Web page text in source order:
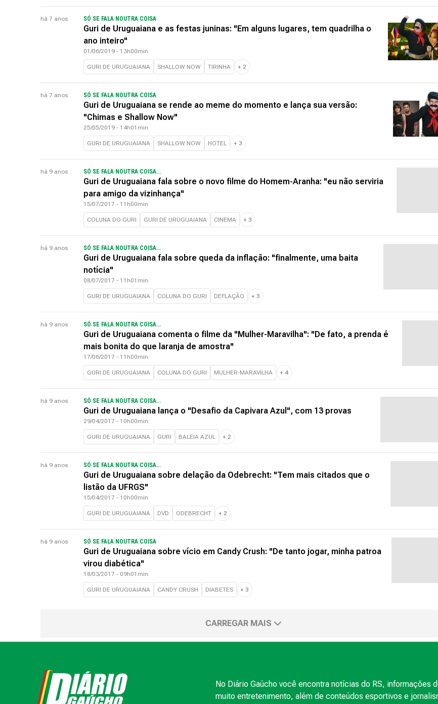
há 7 anos SÓ SE FALA NOUTRA COISA
Guri de Uruguaiana e as festas juninas: "Em alguns lugares, tem quadrilha o
ano inteiro"
01/06/2019 - 13h00min
GURI DE URUGUAIANA SHALLOW NOW TIRINHA + 2
há 7 anos SÓ SE FALA NOUTRA COISA
Guri de Uruguaiana se rende ao meme do momento e lança sua versão:
"Chimas e Shallow Now"
25/05/2019 - 14h01min
GURI DE URUGUAIANA SHALLOW NOW HOTEL + 3
há 9 anos SÓ SE FALA NOUTRA COISA...
Guri de Uruguaiana fala sobre o novo filme do Homem-Aranha: "eu não serviria
para amigo da vizinhança"
15/07/2017 - 11h00min
COLUNA DO GURI GURI DE URUGUAIANA CINEMA + 3
há 9 anos SÓ SE FALA NOUTRA COISA...
Guri de Uruguaiana fala sobre queda da inflação: "finalmente, uma baita
notícia"
08/07/2017 - 11h01min
GURI DE URUGUAIANA COLUNA DO GURI DEFLAÇÃO + 3
há 9 anos SÓ SE FALA NOUTRA COISA...
Guri de Uruguaiana comenta o filme da "Mulher-Maravilha": "De fato, a prenda é
mais bonita do que laranja de amostra"
17/06/2017 - 11h00min
GURI DE URUGUAIANA COLUNA DO GURI MULHER-MARAVILHA + 4
há 9 anos SÓ SE FALA NOUTRA COISA...
Guri de Uruguaiana lança o "Desafio da Capivara Azul", com 13 provas
29/04/2017 - 10h00min
GURI DE URUGUAIANA GURI BALEIA AZUL + 2
há 9 anos SÓ SE FALA NOUTRA COISA...
Guri de Uruguaiana sobre delação da Odebrecht: "Tem mais citados que o
listão da UFRGS"
15/04/2017 - 10h00min
GURI DE URUGUAIANA DVD ODEBRECHT + 2
há 9 anos SÓ SE FALA NOUTRA COISA
Guri de Uruguaiana sobre vício em Candy Crush: "De tanto jogar, minha patroa
virou diabética"
18/03/2017 - 09h01min
GURI DE URUGUAIANA CANDY CRUSH DIABETES + 3
CARREGAR MAIS
No Diário Gaúcho você encontra notícias do RS, informações
muito entretenimento, além de conteúdos esportivos e